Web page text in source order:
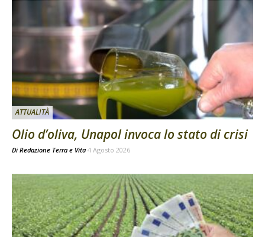
ATTUALITÀ
Olio d’oliva, Unapol invoca lo stato di crisi
Di Redazione Terra e Vita 4 Agosto 2026